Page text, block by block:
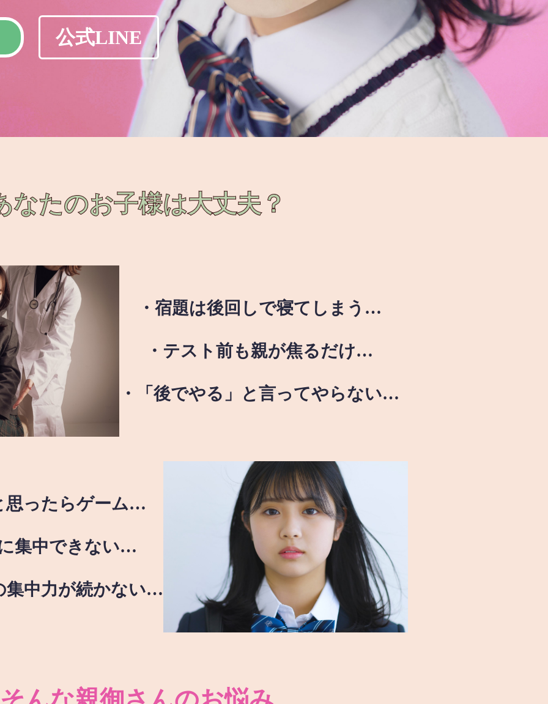
公式LINE
なたのお子様は大丈夫？
・宿題は後回しで寝てしまう…
・テスト前も親が焦るだけ…
・「後でやる」と言ってやらない…
思ったらゲーム…
集中できない…
集中力が続かない…